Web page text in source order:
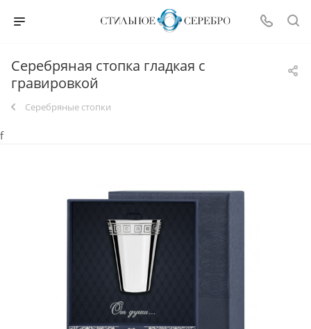
Серебряная стопка гладкая с
гравировкой
Серебряные стопки
f